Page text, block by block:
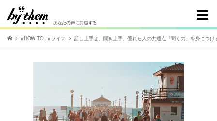
あなたの声に共感する
#HOW TO , #ライフ 話し上手は、聞き上手。優れた人の共通点「聞く力」を身につけ